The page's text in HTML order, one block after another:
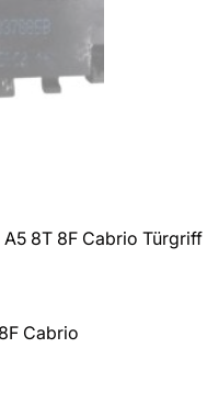
8T 8F Cabrio
Cabrio